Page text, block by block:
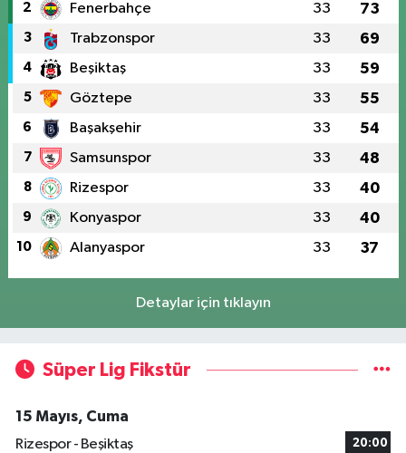
2 Fenerbahçe 33 73
3 Trabzonspor 33 69
4 Beşiktaş 33 59
5 Göztepe 33 55
6 Başakşehir 33 54
7 Samsunspor 33 48
8 Rizespor 33 40
9 Konyaspor 33 40
10 Alanyaspor 33 37
Detaylar için tıklayın
Süper Lig Fikstür
15 Mayıs, Cuma
Rizespor - Beşiktaş
20:00